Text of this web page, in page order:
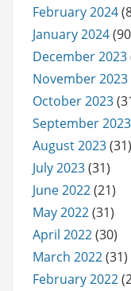
February 2024
January 2024
December 2023
November 2023
October 2023
September 2023
August 2023(31)
July 2023(31)
June 2022(21)
May 2022(31)
April 2022(30)
March 2022(31)
February 2022